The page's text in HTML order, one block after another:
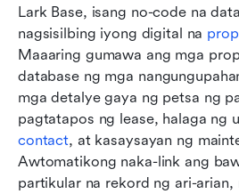
Lark Base, isang no-code na
nagsisilbing iyong digital na
Maaaring gumawa ang mga
database ng mga
mga detalye gaya ng petsa ng
pagtatapos ng lease, halaga ng
contact, at kasaysayan ng
Awtomatikong naka-link ang
partikular na rekord ng ari-arian,